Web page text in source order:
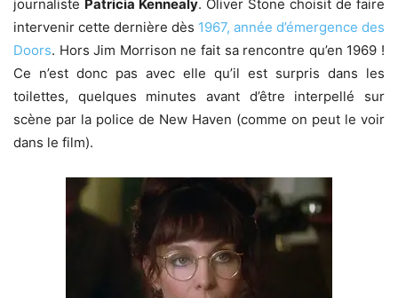
journaliste Patricia Kennealy. Oliver Stone choisit de faire
intervenir cette dernière dès 1967, année d’émergence des
Doors. Hors Jim Morrison ne fait sa rencontre qu’en 1969 !
Ce n’est donc pas avec elle qu’il est surpris dans les
toilettes, quelques minutes avant d’être interpellé sur
scène par la police de New Haven (comme on peut le voir
dans le film).